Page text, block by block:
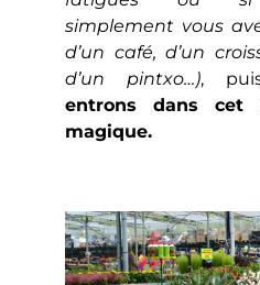
simplement vous
d’un café, d’un
d’un pintxo…),
entrons dans cet
magique.